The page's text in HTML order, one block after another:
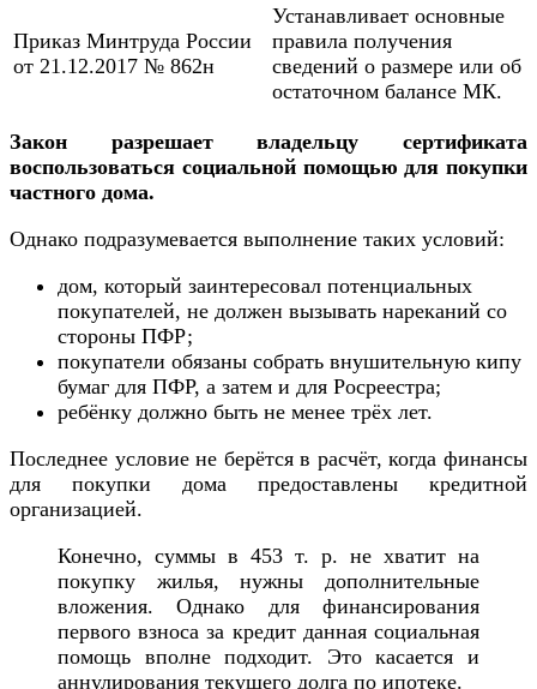
Приказ Минтруда России
от 21.12.2017 № 862н
Устанавливает основные
правила получения
сведений о размере или об
остаточном балансе МК.
Закон разрешает владельцу сертификата
воспользоваться социальной помощью для покупки
частного дома.
Однако подразумевается выполнение таких условий:
дом, который заинтересовал потенциальных
покупателей, не должен вызывать нареканий со
стороны ПФР;
покупатели обязаны собрать внушительную кипу
бумаг для ПФР, а затем и для Росреестра;
ребёнку должно быть не менее трёх лет.
Последнее условие не берётся в расчёт, когда финансы
для покупки дома предоставлены кредитной
организацией.
Конечно, суммы в 453 т. р. не хватит на
покупку жилья, нужны дополнительные
вложения. Однако для финансирования
первого взноса за кредит данная социальная
помощь вполне подходит. Это касается и
аннулирования текущего долга по ипотеке.